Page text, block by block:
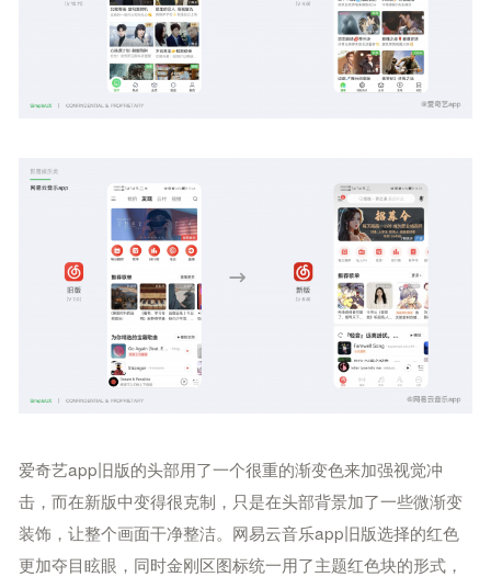
爱奇艺app旧版的头部用了一个很重的渐变色来加强视觉冲
击，而在新版中变得很克制，只是在头部背景加了一些微渐变
装饰，让整个画面干净整洁。 网易云音乐app旧版选择的红色
更加夺目眩眼，同时金刚区图标统一用了主题红色块的形式，